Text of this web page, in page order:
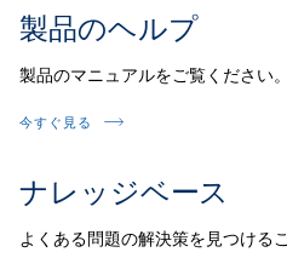
製品のヘルプ
製品のマニュアルをご覧ください。
今すぐ見る
ナレッジベース
よくある問題の解決策を見つける